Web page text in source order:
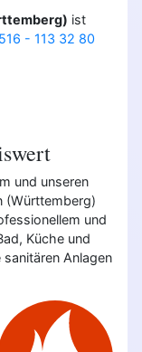
ist
- 113 32 80
und unseren
(Württemberg)
und
Küche und
Anlagen